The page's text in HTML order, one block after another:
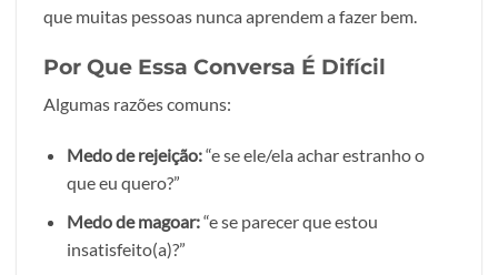
que muitas pessoas nunca aprendem a fazer bem.
Por Que Essa Conversa É Difícil
Algumas razões comuns:
Medo de rejeição:“e se ele/ela achar estranho o
que eu quero?”
Medo de magoar:“e se parecer que estou
insatisfeito(a)?”